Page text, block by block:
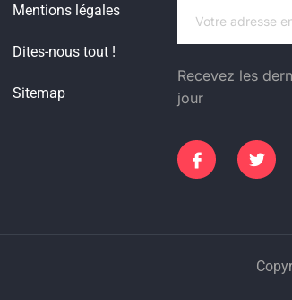
Mentions légales
Dites-nous tout !
Sitemap
Recevez les
jour